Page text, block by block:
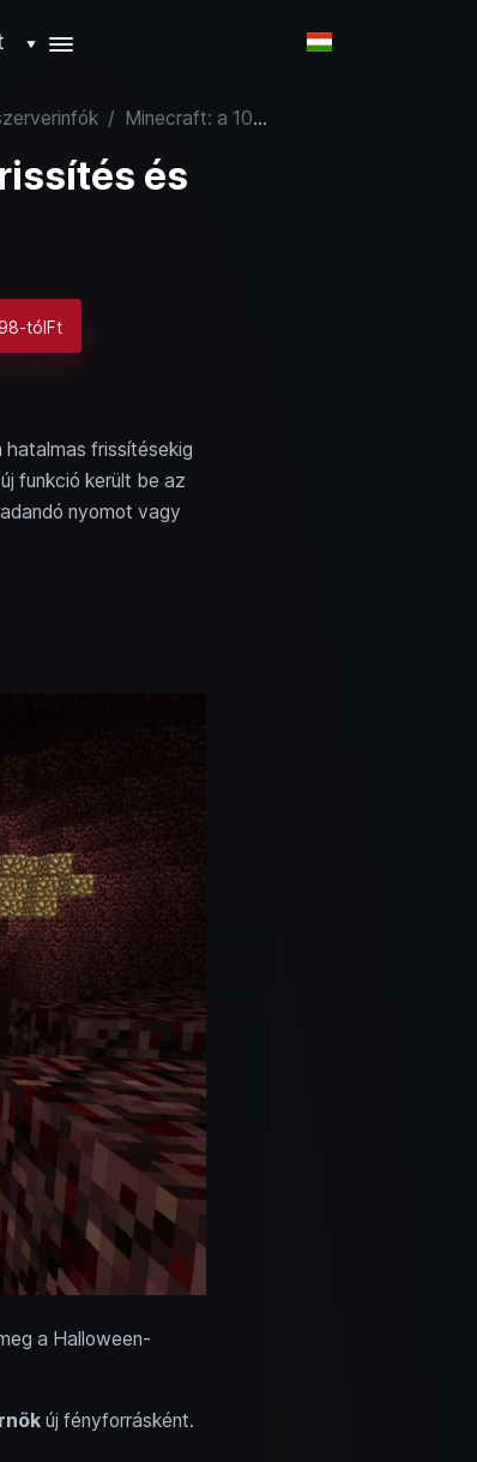
▼
/ Minecraft: a 10 legjobb frissítés és legfontosabb funkcióik
és
tólFt
frissítésekig
funkció került be az
nyomot vagy
a Halloween-
új fényforrásként.